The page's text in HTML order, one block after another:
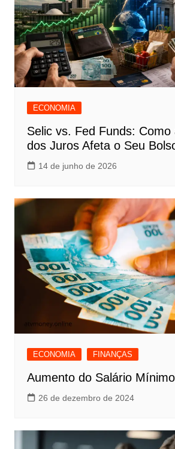
ECONOMIA
Selic vs. Fed Funds: Como
dos Juros Afeta o Seu
14 de junho de 2026
ECONOMIA FINANÇAS
Aumento do Salário
26 de dezembro de 2024